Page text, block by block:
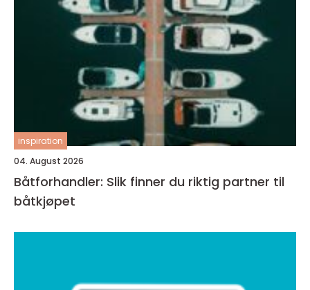
inspiration
04. August 2026
Båtforhandler: Slik finner du riktig partner til
båtkjøpet